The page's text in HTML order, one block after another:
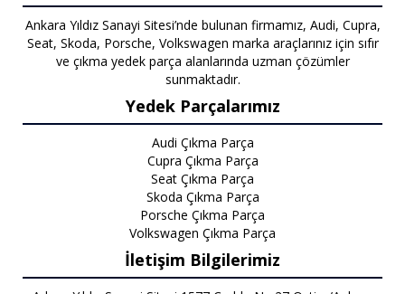
Ankara Yıldız Sanayi Sitesi’nde bulunan firmamız, Audi, Cupra,
Seat, Skoda, Porsche, Volkswagen marka araçlarınız için sıfır
ve çıkma yedek parça alanlarında uzman çözümler
sunmaktadır.
Yedek Parçalarımız
Audi Çıkma Parça
Cupra Çıkma Parça
Seat Çıkma Parça
Skoda Çıkma Parça
Porsche Çıkma Parça
Volkswagen Çıkma Parça
İletişim Bilgilerimiz